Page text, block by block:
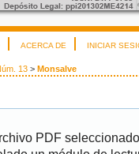
ACERCA DE INICIAR
13 > Monsalve
PDF